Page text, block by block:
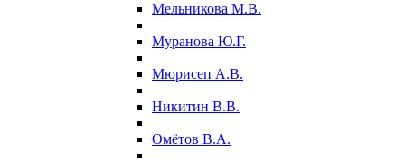
Мельникова М.В.
Муранова Ю.Г.
Мюрисеп А.В.
Никитин В.В.
Омётов В.А.